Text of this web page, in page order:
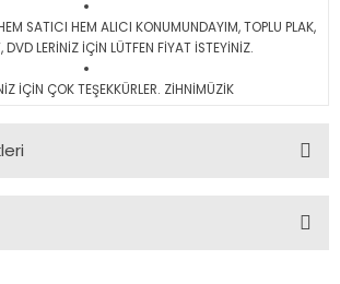
SATICI HEM ALICI KONUMUNDAYIM, TOPLU PLAK,
DVD LERİNİZ İÇİN LÜTFEN FİYAT İSTEYİNİZ.
İÇİN ÇOK TEŞEKKÜRLER. ZİHNİMÜZİK